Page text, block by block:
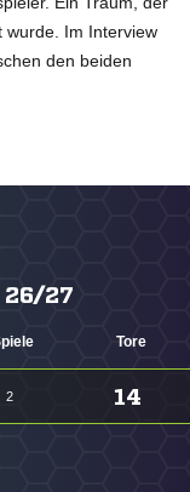
wurde. Im Interview
den beiden
26/27
Tore
2 14